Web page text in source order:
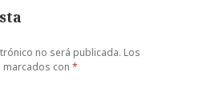
no será publicada. Los
marcados con*